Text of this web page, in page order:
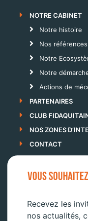
NOTRE CABINET
Notre histoire
Nos références
Notre
Notre
Actions de
PARTENAIRES
CLUB
NOS ZONES
CONTACT
VOUS
Recevez les
nos actualités,